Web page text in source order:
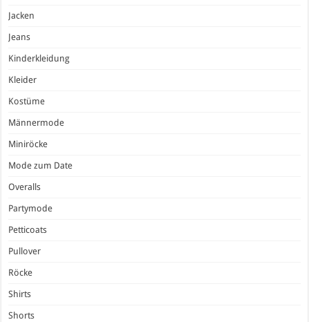
Jacken
Jeans
Kinderkleidung
Kleider
Kostüme
Männermode
Miniröcke
Mode zum Date
Overalls
Partymode
Petticoats
Pullover
Röcke
Shirts
Shorts